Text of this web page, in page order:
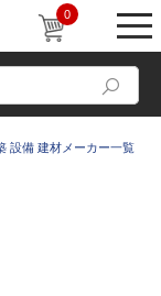
0
設備 建材メーカー一覧